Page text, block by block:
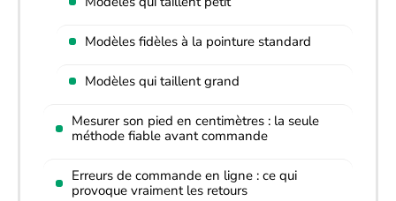
Modèles fidèles à la pointure standard
Modèles qui taillent grand
Mesurer son pied en centimètres : la seule
méthode fiable avant commande
Erreurs de commande en ligne : ce qui
provoque vraiment les retours